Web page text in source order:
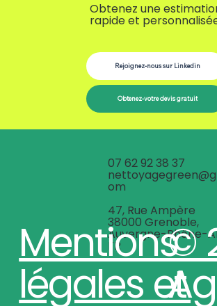
Obtenez une
rapide et
Obtenez-votre devis gratuit
Rejoignez-nous sur Linkedin
07 62 92 38 37
om
47, Rue Ampère
38000 Grenoble,
Auvergne-Rhône-
FR
Mentions
légales et
©